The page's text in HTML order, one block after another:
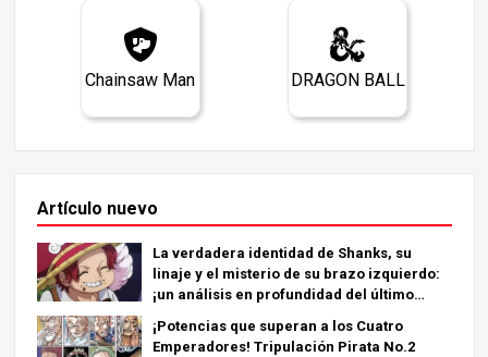
Chainsaw Man DRAGON BALL
Artículo nuevo
La verdadera identidad de Shanks, su
linaje y el misterio de su brazo izquierdo:
¡un análisis en profundidad del último
¡Potencias que superan a los Cuatro
Emperadores! Tripulación Pirata No.2